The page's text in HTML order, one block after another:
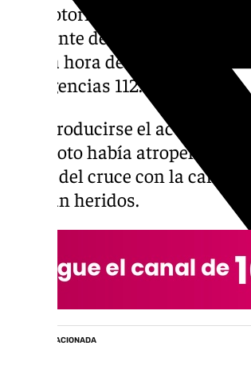
Un motorista ha fallecido y
accidente de tráfico
última hora del jueves 28 de
Emergencias 112.
Tras producirse el
una moto había atropellado
altura del cruce con la calle
estaban heridos.
NOTICIA RELACIONADA